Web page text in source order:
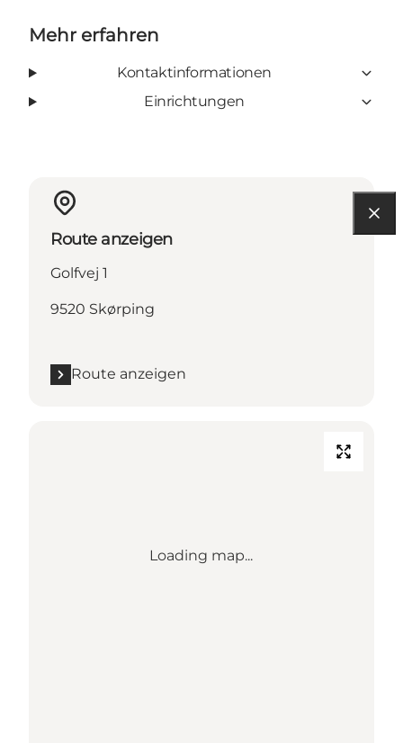
Mehr erfahren
Kontaktinformationen
Einrichtungen
Route anzeigen
Golfvej 1
9520 Skørping
Route anzeigen
Loading map...